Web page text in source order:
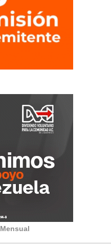
Mensual